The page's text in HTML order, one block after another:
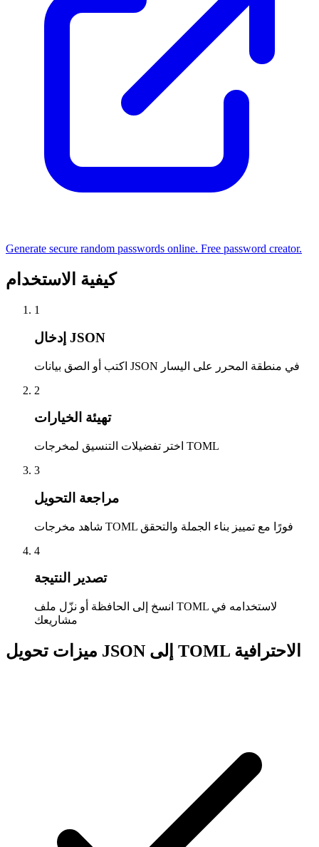
Generate secure random passwords online. Free password creator.
كيفية الاستخدام
1
إدخال JSON
اكتب أو الصق بيانات JSON في منطقة المحرر على اليسار
2
تهيئة الخيارات
اختر تفضيلات التنسيق لمخرجات TOML
3
مراجعة التحويل
شاهد مخرجات TOML فورًا مع تمييز بناء الجملة والتحقق
4
تصدير النتيجة
انسخ إلى الحافظة أو نزّل ملف TOML لاستخدامه في
مشاريعك
ميزات تحويل JSON إلى TOML الاحترافية